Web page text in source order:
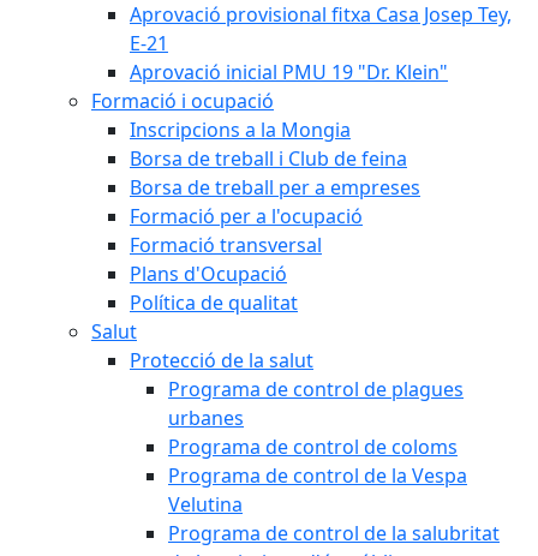
Aprovació provisional fitxa Casa Josep Tey,
E-21
Aprovació inicial PMU 19 "Dr. Klein"
Formació i ocupació
Inscripcions a la Mongia
Borsa de treball i Club de feina
Borsa de treball per a empreses
Formació per a l'ocupació
Formació transversal
Plans d'Ocupació
Política de qualitat
Salut
Protecció de la salut
Programa de control de plagues
urbanes
Programa de control de coloms
Programa de control de la Vespa
Velutina
Programa de control de la salubritat